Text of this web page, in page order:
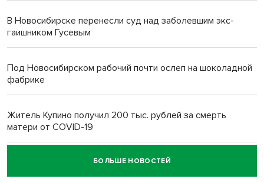
В Новосибирске перенесли суд над заболевшим экс-
гаишником Гусевым
Под Новосибирском рабочий почти ослеп на шоколадной
фабрике
Житель Купино получил 200 тыс. рублей за смерть
матери от COVID-19
Новосибирский суд наказал водителя за смерть
пенсионерки на вокзале
БОЛЬШЕ НОВОСТЕЙ